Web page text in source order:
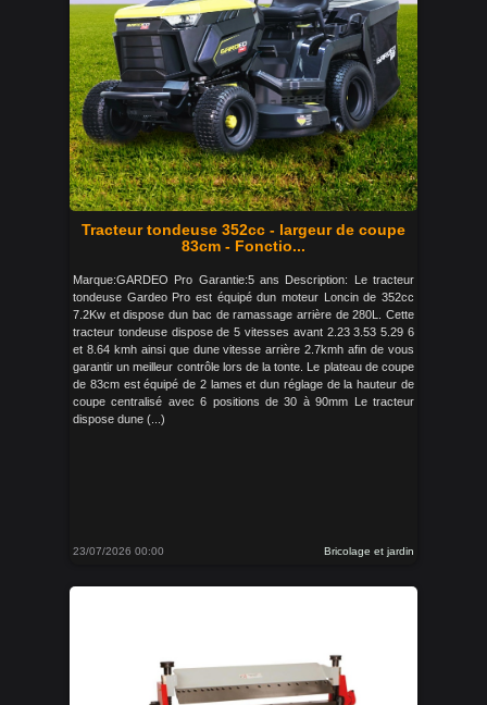
Tracteur tondeuse 352cc - largeur de coupe
83cm - Fonctio...
Marque:GARDEO Pro Garantie:5 ans Description: Le tracteur
tondeuse Gardeo Pro est équipé dun moteur Loncin de 352cc
7.2Kw et dispose dun bac de ramassage arrière de 280L. Cette
tracteur tondeuse dispose de 5 vitesses avant 2.23 3.53 5.29 6
et 8.64 kmh ainsi que dune vitesse arrière 2.7kmh afin de vous
garantir un meilleur contrôle lors de la tonte. Le plateau de coupe
de 83cm est équipé de 2 lames et dun réglage de la hauteur de
coupe centralisé avec 6 positions de 30 à 90mm Le tracteur
dispose dune (...)
23/07/2026 00:00 Bricolage et jardin